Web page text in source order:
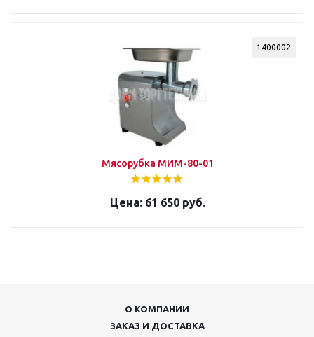
1400002
Мясорубка МИМ-80-01
61 650 руб.
О КОМПАНИИ
ЗАКАЗ И ДОСТАВКА